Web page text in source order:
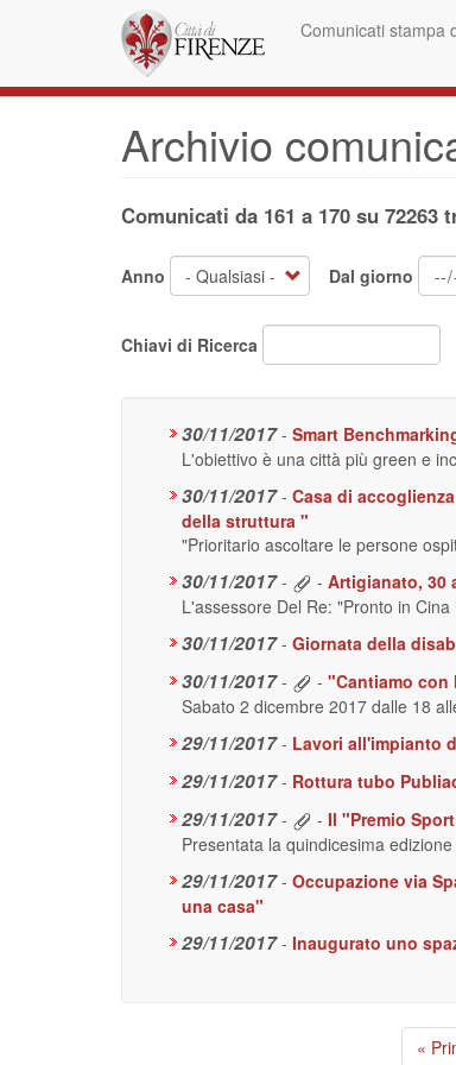
principale
Comunicati stampa
Archivio
Comunicati da 161 a 170 su 72263
Anno Dal giorno
Chiavi di Ricerca
30/11/2017 - Smart
L'obiettivo è una città più green e
30/11/2017 - Casa di
della struttura "
"Prioritario ascoltare le persone
30/11/2017 - - Artigianato, 30
L'assessore Del Re: "Pronto in
30/11/2017 - Giornata della
30/11/2017 - - "Cantiamo con
Sabato 2 dicembre 2017 dalle 18
29/11/2017 - Lavori all'impianto
29/11/2017 - Rottura tubo
29/11/2017 - - Il "Premio
Presentata la quindicesima
29/11/2017 - Occupazione via
una casa"
29/11/2017 - Inaugurato uno
«